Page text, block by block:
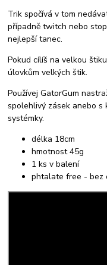
Trik spočívá v tom
případně twitch nebo
nejlepší tanec.
Pokud cílíš na velkou
úlovkům velkých štik.
Používej GatorGum
spolehlivý zásek anebo s
systémky.
délka 18cm
hmotnost 45g
1 ks v balení
phtalate free - bez